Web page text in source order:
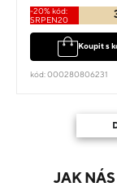
-20% kód:
SRPEN20
Koupit s
kód: 000280806231
JAK